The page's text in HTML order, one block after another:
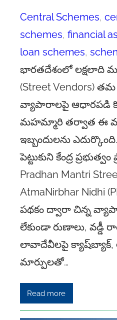
Central Schemes,
schemes, financial
loan schemes,
భారతదేశంలో లక్షలాది
(Street Vendors)
వ్యాపారాలపై ఆధారపడి
మహమ్మారి తర్వాత ఈ
ఇబ్బందులను
పెట్టుకుని కేంద్ర
Pradhan Mantri
AtmaNirbhar Nidhi
పథకం ద్వారా చిన్న
లేకుండా రుణాలు,
లావాదేవీలపై
మార్పులతో…
Read more